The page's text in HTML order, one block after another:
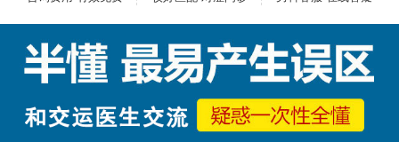
手术费用还能接受，早上去的，下午就正常上班
了，出血不多，还不错。
很满意，有检查报告单，也不用重新检查了，关键